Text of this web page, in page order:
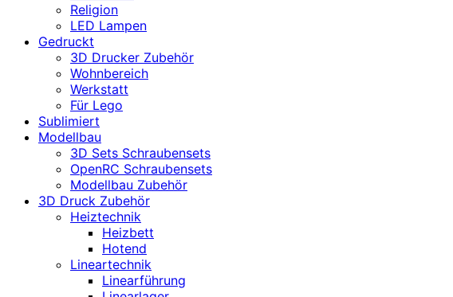
Religion
LED Lampen
Gedruckt
3D Drucker Zubehör
Wohnbereich
Werkstatt
Für Lego
Sublimiert
Modellbau
3D Sets Schraubensets
OpenRC Schraubensets
Modellbau Zubehör
3D Druck Zubehör
Heiztechnik
Heizbett
Hotend
Lineartechnik
Linearführung